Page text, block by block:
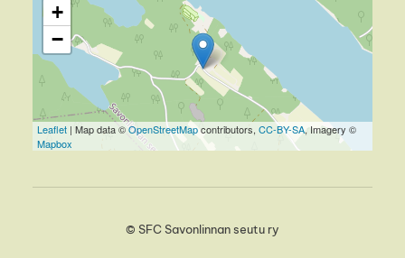
+
−
Leaflet| Map data ©OpenStreetMapcontributors, CC-BY-SA, Imagery ©
Mapbox
© SFC Savonlinnan seutu ry